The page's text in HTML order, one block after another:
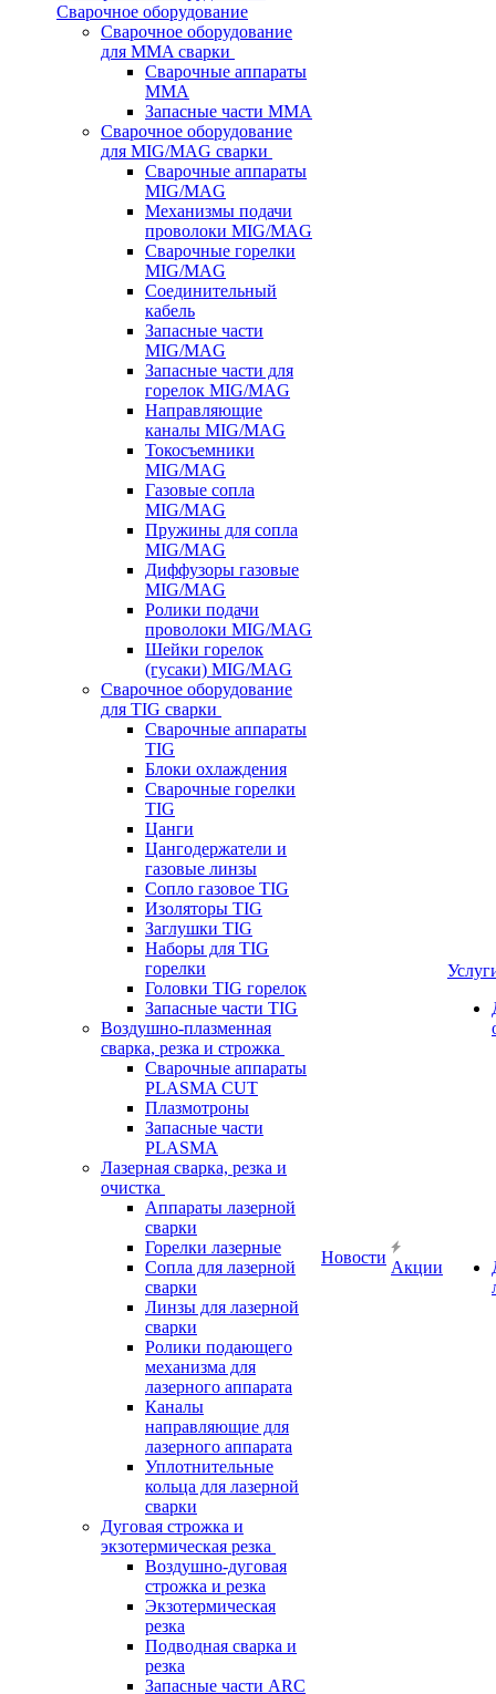
Сварочное оборудование
Сварочное оборудование
для MMA сварки
Сварочные аппараты
MMA
Запасные части MMA
Сварочное оборудование
для MIG/MAG сварки
Сварочные аппараты
MIG/MAG
Механизмы подачи
проволоки MIG/MAG
Сварочные горелки
MIG/MAG
Соединительный
кабель
Запасные части
MIG/MAG
Запасные части для
горелок MIG/MAG
Направляющие
каналы MIG/MAG
Токосъемники
MIG/MAG
Газовые сопла
MIG/MAG
Пружины для сопла
MIG/MAG
Диффузоры газовые
MIG/MAG
Ролики подачи
проволоки MIG/MAG
Шейки горелок
(гусаки) MIG/MAG
Сварочное оборудование
для TIG сварки
Сварочные аппараты
TIG
Блоки охлаждения
Сварочные горелки
TIG
Цанги
Цангодержатели и
газовые линзы
Сопло газовое TIG
Изоляторы TIG
Заглушки TIG
Наборы для TIG
горелки
Головки TIG горелок
Запасные части TIG
Воздушно-плазменная
сварка, резка и строжка
Сварочные аппараты
PLASMA CUT
Плазмотроны
Запасные части
PLASMA
Лазерная сварка, резка и
очистка
Аппараты лазерной
сварки
Горелки лазерные
Сопла для лазерной
сварки
Линзы для лазерной
сварки
Ролики подающего
механизма для
лазерного аппарата
Каналы
направляющие для
лазерного аппарата
Уплотнительные
кольца для лазерной
сварки
Дуговая строжка и
экзотермическая резка
Воздушно-дуговая
строжка и резка
Экзотермическая
резка
Подводная сварка и
резка
Запасные части ARC
Новости
Акции